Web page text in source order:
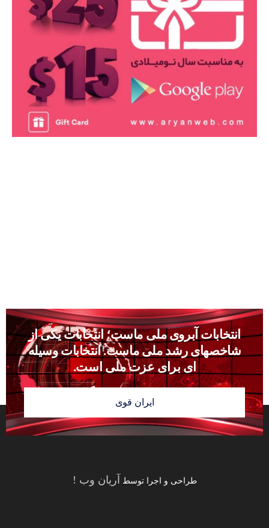
انتخابات آبروى ملى ماست؛ انتخابات يكى از
شاخصهاى رشد ملى ماست. انتخابات وسيله
‏اى براى عزت ملى است.
ایران قوی
طراحی و اجرا توسط آریان وب !